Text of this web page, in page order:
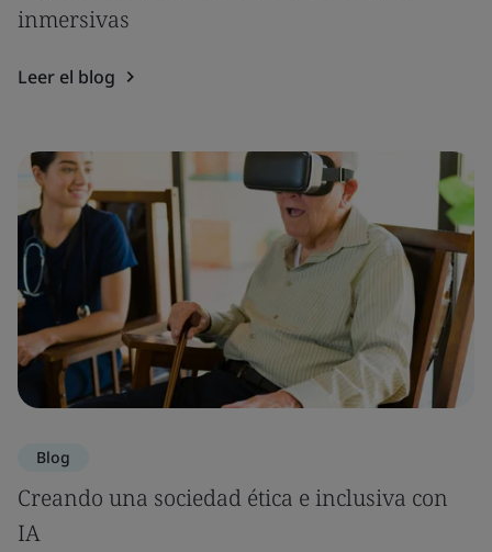
inmersivas
Leer el blog
Blog
Creando una sociedad ética e inclusiva con
IA